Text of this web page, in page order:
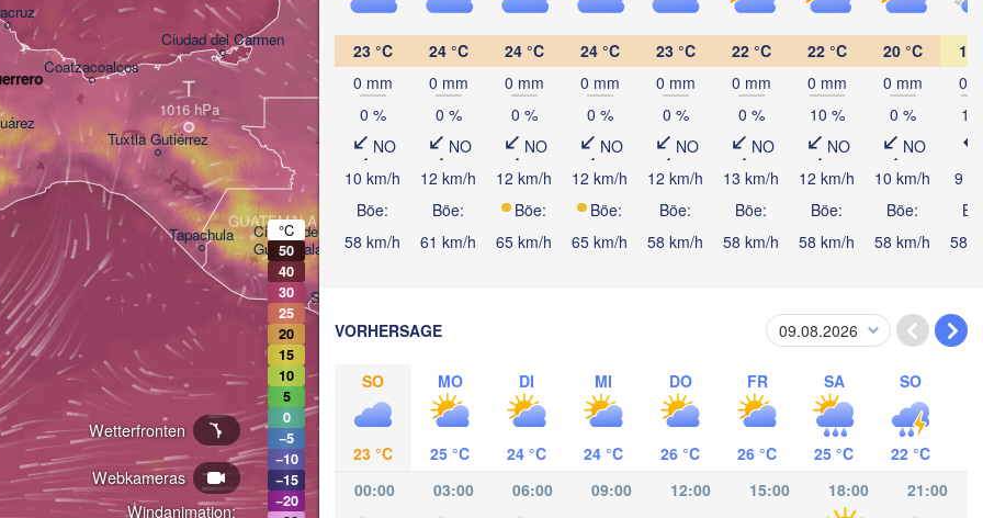
23 °C
0 mm
0 %
NO
10 km/h
Böe:
58 km/h
24 °C
0 mm
0 %
NO
12 km/h
Böe:
61 km/h
24 °C
0 mm
0 %
NO
12 km/h
Böe:
65 km/h
24 °C
0 mm
0 %
NO
12 km/h
Böe:
65 km/h
23 °C
0 mm
0 %
NO
12 km/h
Böe:
58 km/h
22 °C
0 mm
0 %
NO
13 km/h
Böe:
58 km/h
22 °C
0 mm
10 %
NO
12 km/h
Böe:
58 km/h
20 °C
0 mm
0 %
NO
10 km/h
Böe:
58 km/h
18
0
10
9
58
VORHERSAGE
SO
23 °C
MO
25 °C
DI
24 °C
MI
24 °C
DO
26 °C
FR
26 °C
SA
25 °C
SO
22 °C
00:00
03:00 06:00 09:00 12:00 15:00 18:00 21:00
Windanimation:
Webkameras
Wetterfronten
Ciudad de
Guatemala
Tuxtla Gutiérrez
Tapachula
Coatzacoalcos
Ciudad del Carmen
GUATEMALA
Managua
San Pedro Sula
San Salvador
Catacamas
Chetumal
NICARAGUA
BELIZE
San José
COSTA RICA
T
°C
50
40
30
25
20
15
10
5
0
−5
−10
−15
−20